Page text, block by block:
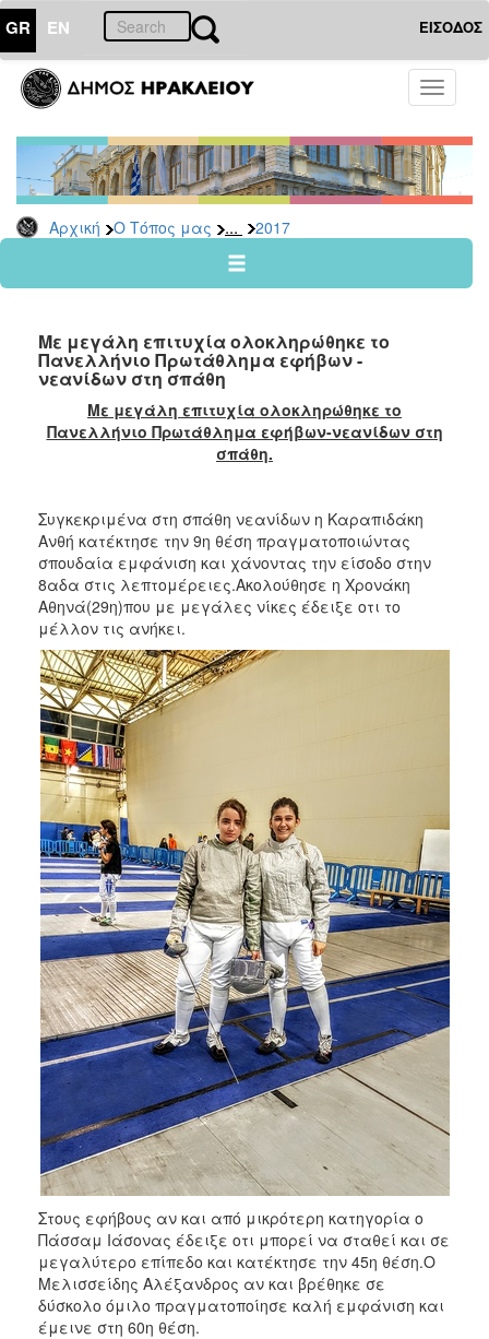
GR EN ΕΙΣΟΔΟΣ
Toggle
Αρχική Ο Τόπος μας ... 2017
ΤΟΠΟΣ
ΜΑΣ
Ανακοινώσεις
Αρχείο
2026
2024
2022
2021
2020
2017
2016
2015
2012
2011
ΔΗΜΟΣ
ΠΟΛΙΤΙΣΜΟΣ
ΑΝΘΕΚΤΙΚΗ
ΠΟΛΗ
Με μεγάλη επιτυχία ολοκληρώθηκε το
Πανελλήνιο Πρωτάθλημα εφήβων -
νεανίδων στη σπάθη
Με μεγάλη επιτυχία ολοκληρώθηκε το
Πανελλήνιο Πρωτάθλημα εφήβων-νεανίδων στη
σπάθη.
Συγκεκριμένα στη σπάθη νεανίδων η Καραπιδάκη
Ανθή κατέκτησε την 9η θέση πραγματοποιώντας
σπουδαία εμφάνιση και χάνοντας την είσοδο στην
8αδα στις λεπτομέρειες.Ακολούθησε η Χρονάκη
Αθηνά(29η)που με μεγάλες νίκες έδειξε οτι το
μέλλον τις ανήκει.
Στους εφήβους αν και από μικρότερη κατηγορία ο
Πάσσαμ Ιάσονας έδειξε οτι μπορεί να σταθεί και σε
μεγαλύτερο επίπεδο και κατέκτησε την 45η θέση.Ο
Μελισσείδης Αλέξανδρος αν και βρέθηκε σε
δύσκολο όμιλο πραγματοποίησε καλή εμφάνιση και
έμεινε στη 60η θέση.